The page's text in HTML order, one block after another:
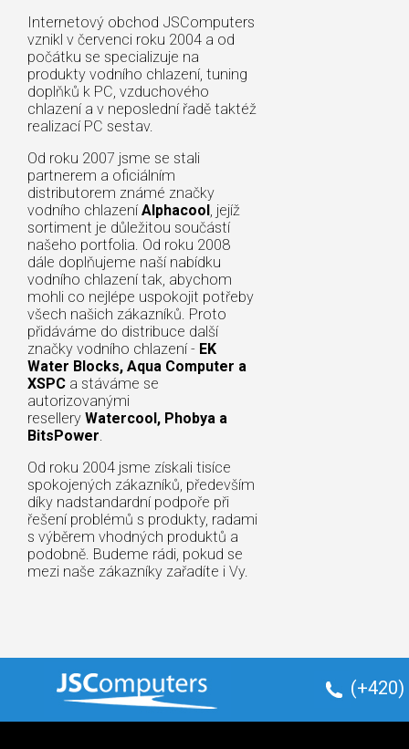
Internetový obchod JSComputers
vznikl v červenci roku 2004 a od
počátku se specializuje na
produkty vodního chlazení, tuning
doplňků k PC, vzduchového
chlazení a v neposlední řadě taktéž
realizací PC sestav.
Od roku 2007 jsme se stali
partnerem a oficiálním
distributorem známé značky
vodního chlazení Alphacool, jejíž
sortiment je důležitou součástí
našeho portfolia. Od roku 2008
dále doplňujeme naší nabídku
vodního chlazení tak, abychom
mohli co nejlépe uspokojit potřeby
všech našich zákazníků. Proto
přidáváme do distribuce další
značky vodního chlazení - EK
Water Blocks, Aqua Computer a
XSPC a stáváme se
autorizovanými
resellery Watercool, Phobya a
BitsPower.
Od roku 2004 jsme získali tisíce
spokojených zákazníků, především
díky nadstandardní podpoře při
řešení problémů s produkty, radami
s výběrem vhodných produktů a
podobně. Budeme rádi, pokud se
mezi naše zákazníky zařadíte i Vy.
(+420)